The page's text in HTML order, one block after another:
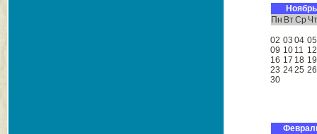
Пн ВтСр
02 03 04 05
09 10 11 12
16 17 18 19
23 2425 26
30